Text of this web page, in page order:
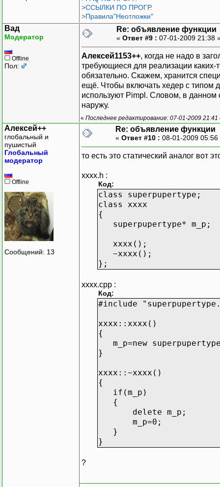
>ССЫЛКИ ПО ПРОГР.
>Правила"Неотложки"
Вад
Модератор
Offline
Пол:
Re: объявление функции
« Ответ #9 : 07-01-2009 21:38
Алексей1153++, когда не надо в
требующиеся для реализации каких-
обязательно. Скажем, хранится
ещё. Чтобы включать хедер с типом
используют Pimpl. Словом, в данном
наружу.
« Последнее редактирование: 07-01-2009
Алексей++
глобальный и
пушистый
Глобальный
модератор
Offline
Сообщений: 13
Re: объявление функции
« Ответ #10 : 08-01-2009
то есть это статический аналог вот
xxxx.h :
Код:
class superpupertype;
class xxxx
{
superpupertype* m_p;
xxxx();
~xxxx();
};
xxxx.cpp :
Код:
#include
xxxx::xxxx()
{
m_p=new
}
xxxx::~xxxx()
{
if(m_p)
{
delete m_p;
m_p=0;
}
}
?